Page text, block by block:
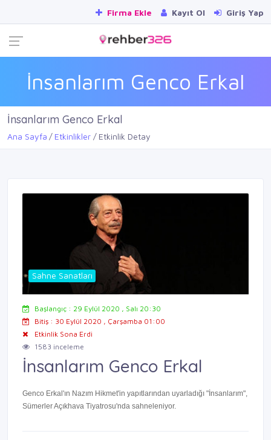
Firma Ekle Kayıt Ol Giriş Yap
İnsanlarım Genco Erkal
İnsanlarım Genco Erkal
Ana Sayfa Etkinlikler Etkinlik Detay
Sahne Sanatları
Başlangıç : 29 Eylül 2020 , Salı 20:30
Bitiş : 30 Eylül 2020 , Çarşamba 01:00
Etkinlik Sona Erdi
1583 inceleme
İnsanlarım Genco Erkal
Genco Erkal'ın Nazım Hikmet'in yapıtlarından uyarladığı "İnsanlarım",
Sümerler Açıkhava Tiyatrosu'nda sahneleniyor.